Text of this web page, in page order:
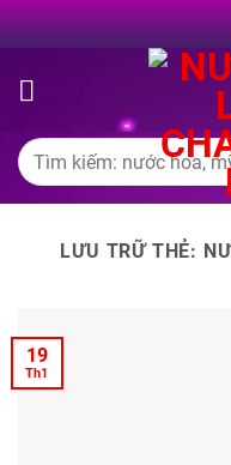
Chuyển
đến
dung
Tìm
kiếm:
LƯU TRỮ THẺ:
19
Th1